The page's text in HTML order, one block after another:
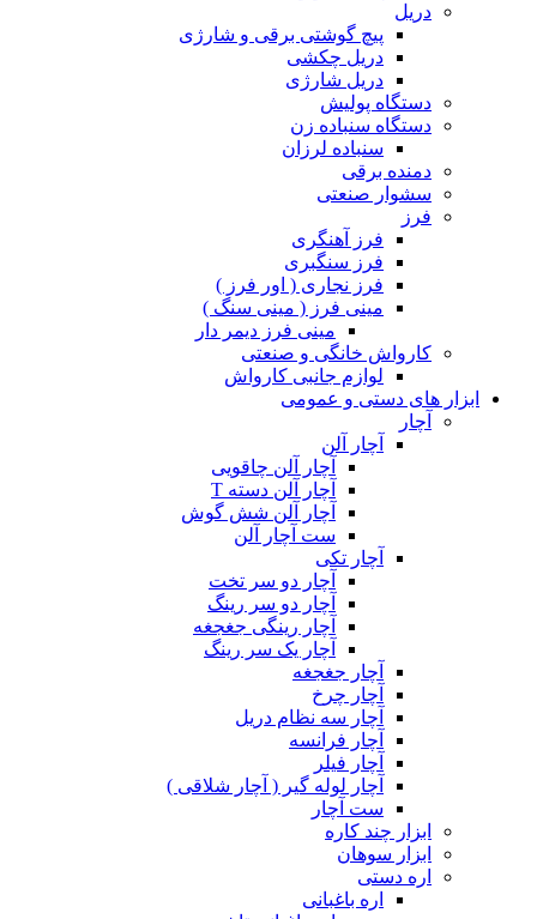
دریل
پیچ گوشتی برقی و شارژی
دریل چکشی
دریل شارژی
دستگاه پولیش
دستگاه سنباده زن
سنباده لرزان
دمنده برقی
سشوار صنعتی
فرز
فرز آهنگری
فرز سنگبری
فرز نجاری ( اور فرز )
مینی فرز ( مینی سنگ )
مینی فرز دیمر دار
کارواش خانگی و صنعتی
لوازم جانبی کارواش
ابزار های دستی و عمومی
آچار
آچار آلن
آچار آلن چاقویی
آچار آلن دسته T
آچار آلن شش گوش
ست آچار آلن
آچار تکی
آچار دو سر تخت
آچار دو سر رینگ
آچار رینگی جغجغه
آچار یک سر رینگ
آچار جغجغه
آچار چرخ
آچار سه نظام دریل
آچار فرانسه
آچار فیلر
آچار لوله گیر ( آچار شلاقی )
ست آچار
ابزار چند کاره
ابزار سوهان
اره دستی
اره باغبانی